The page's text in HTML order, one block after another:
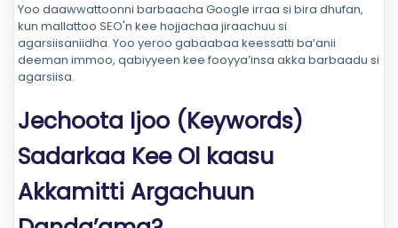
Yoo daawwattoonni barbaacha Google irraa si bira dhufan,
kun mallattoo SEO'n kee hojjachaa jiraachuu si
agarsiisaniidha. Yoo yeroo gabaabaa keessatti ba’anii
deeman immoo, qabiyyeen kee fooyya’insa akka barbaadu si
agarsiisa.
Jechoota Ijoo (Keywords)
Sadarkaa Kee Ol kaasu
Akkamitti Argachuun